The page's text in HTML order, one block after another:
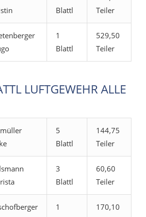
Blattl
Teiler
1
Blattl
529,50
Teiler
LUFTGEWEHR ALLE
5
Blattl
144,75
Teiler
3
Blattl
60,60
Teiler
1
170,10